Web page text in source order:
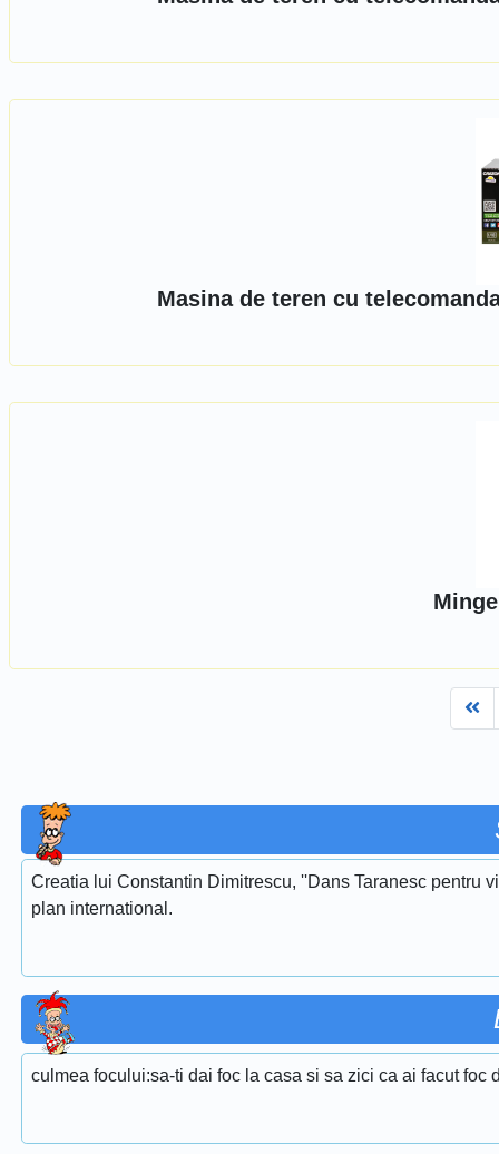
Masina de teren cu
Creatia lui Constantin Dimitrescu, ''Dans Taranesc pentru
plan international.
culmea focului:sa-ti dai foc la casa si sa zici ca ai facut foc